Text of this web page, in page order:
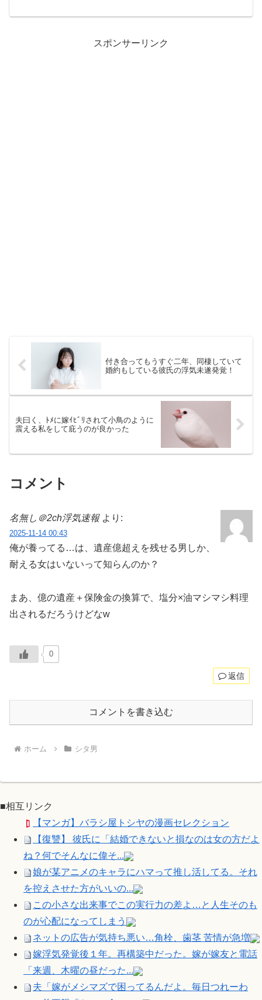
スポンサーリンク
付き合ってもうすぐ二年、同棲していて
婚約もしている彼氏の浮気未遂発覚！
夫曰く、ﾄﾒに嫁ｲﾋﾞﾘされて小鳥のように
震える私をして庇うのが良かった
コメント
名無し＠2ch浮気速報 より:
2025-11-14 00:43
俺が養ってる…は、遺産億超えを残せる男しか、
耐える女はいないって知らんのか？
まあ、億の遺産＋保険金の換算で、塩分×油マシマシ料理
出されるだろうけどなw
0
返信
コメントを書き込む
ホーム シタ男
■相互リンク
【マンガ】バラシ屋トシヤの漫画セレクション
【復讐】 彼氏に「結婚できないと損なのは女の方だよ
ね？何でそんなに偉そ...
娘が某アニメのキャラにハマって推し活してる。それ
を控えさせた方がいいの...
この小さな出来事でこの実行力の差よ…と人生そのも
のが心配になってしまう
ネットの広告が気持ち悪い…角栓、歯茎 苦情が急増
嫁浮気発覚後１年。再構築中だった。嫁が嫁友と電話
「来週、木曜の昼だった...
夫「嫁がメシマズで困ってるんだよ。毎日つれーわ